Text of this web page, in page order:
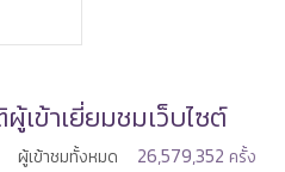
เข้าเยี่ยมชมเว็บไซต์
ผู้เข้าชมทั้งหมด 26,579,352 ครั้ง